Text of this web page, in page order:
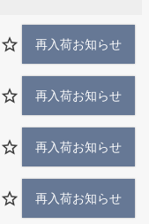
再入荷お知らせ
再入荷お知らせ
再入荷お知らせ
再入荷お知らせ